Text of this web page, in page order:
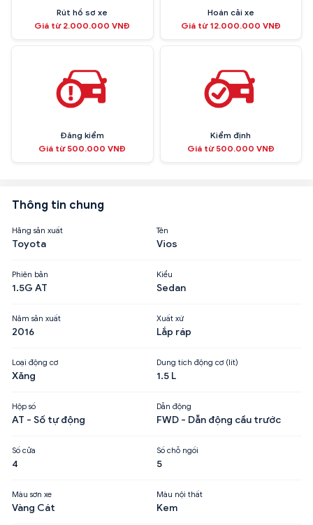
Rút hồ sơ xe
Giá từ 2.000.000 VNĐ
Hoán cải xe
Giá từ 12.000.000 VNĐ
Đăng kiểm
Giá từ 500.000 VNĐ
Kiểm định
Giá từ 500.000 VNĐ
Thông tin chung
Hãng sản xuất
Toyota
Tên
Vios
Phiên bản
1.5G AT
Kiểu
Sedan
Năm sản xuất
2016
Xuất xứ
Lắp ráp
Loại động cơ
Xăng
Dung tích động cơ (lít)
1.5 L
Hộp số
AT - Số tự động
Dẫn động
FWD - Dẫn động cầu trước
Số cửa
4
Số chỗ ngồi
5
Màu sơn xe
Vàng Cát
Màu nội thất
Kem